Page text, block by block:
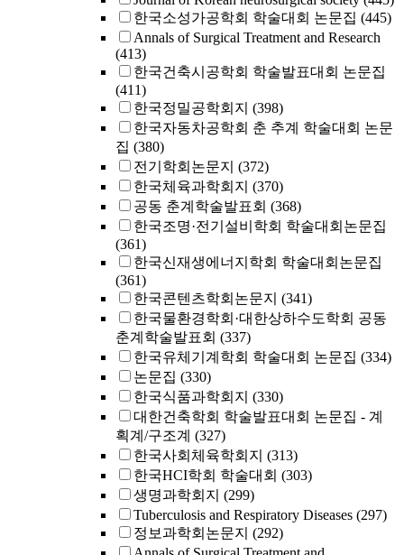
한국소성가공학회 학술대회 논문집 (445)
Annals of Surgical Treatment and Research
(413)
한국건축시공학회 학술발표대회 논문집
(411)
한국정밀공학회지 (398)
한국자동차공학회 춘 추계 학술대회 논문
집 (380)
전기학회논문지 (372)
한국체육과학회지 (370)
공동 춘계학술발표회 (368)
한국조명·전기설비학회 학술대회논문집
(361)
한국신재생에너지학회 학술대회논문집
(361)
한국콘텐츠학회논문지 (341)
한국물환경학회·대한상하수도학회 공동
춘계학술발표회 (337)
한국유체기계학회 학술대회 논문집 (334)
논문집 (330)
한국식품과학회지 (330)
대한건축학회 학술발표대회 논문집 - 계
획계/구조계 (327)
한국사회체육학회지 (313)
한국HCI학회 학술대회 (303)
생명과학회지 (299)
Tuberculosis and Respiratory Diseases (297)
정보과학회논문지 (292)